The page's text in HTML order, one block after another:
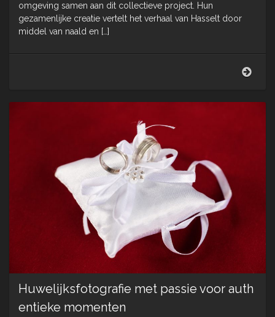
omgeving samen aan dit collectieve project. Hun
gezamenlijke creatie vertelt het verhaal van Hasselt door
middel van naald en […]
Huwelijksfotografie met passie voor auth
entieke momenten